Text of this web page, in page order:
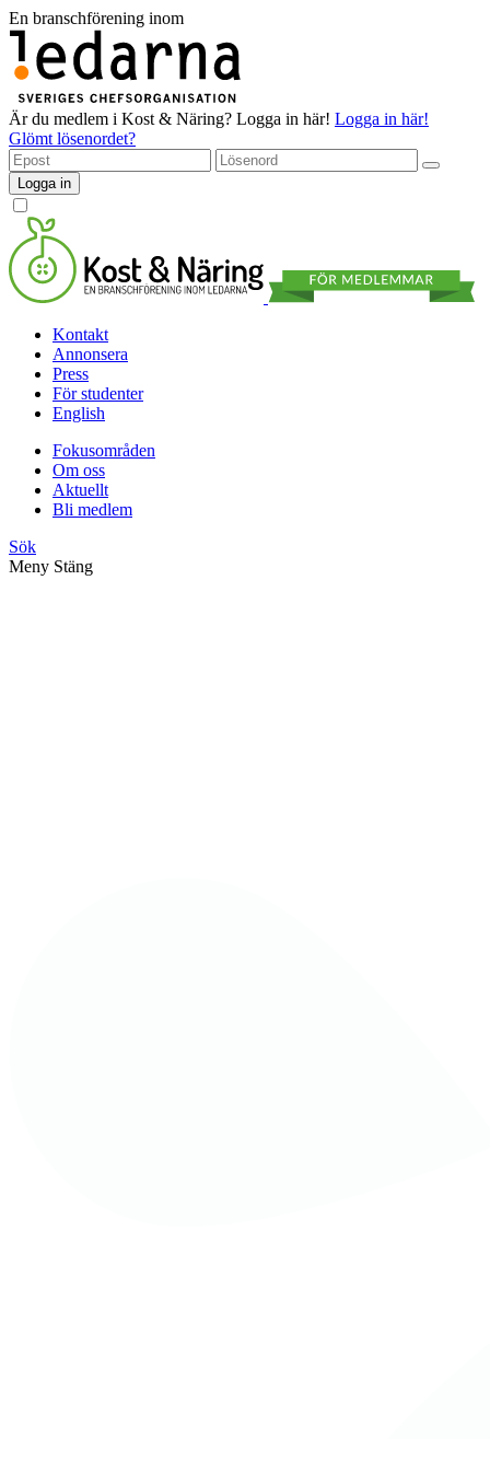
En branschförening inom
Är du medlem i Kost & Näring? Logga in här! Logga in här!
Glömt lösenordet?
Logga in
Kontakt
Annonsera
Press
För studenter
English
Fokusområden
Om oss
Aktuellt
Bli medlem
Sök
Meny Stäng